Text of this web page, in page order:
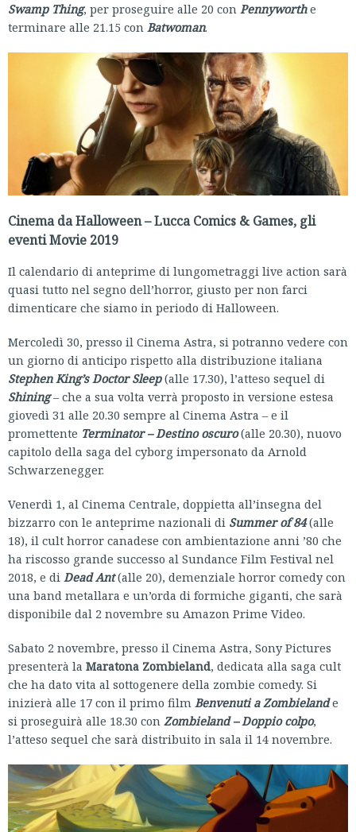
Swamp Thing, per proseguire alle 20 con Pennyworthe
terminare alle 21.15 con Batwoman.
Cinema da Halloween – Lucca Comics & Games, gli
eventi Movie 2019
Il calendario di anteprime di lungometraggi live action sarà
quasi tutto nel segno dell’horror, giusto per non farci
dimenticare che siamo in periodo di Halloween.
Mercoledì 30, presso il Cinema Astra, si potranno vedere con
un giorno di anticipo rispetto alla distribuzione italiana
Stephen King’s Doctor Sleep(alle 17.30), l’atteso sequel di
Shining– che a sua volta verrà proposto in versione estesa
giovedì 31 alle 20.30 sempre al Cinema Astra – e il
promettente Terminator – Destino oscuro(alle 20.30), nuovo
capitolo della saga del cyborg impersonato da Arnold
Schwarzenegger.
Venerdì 1, al Cinema Centrale, doppietta all’insegna del
bizzarro con le anteprime nazionali di Summer of 84(alle
18), il cult horror canadese con ambientazione anni ’80 che
ha riscosso grande successo al Sundance Film Festival nel
2018, e di Dead Ant(alle 20), demenziale horror comedy con
una band metallara e un’orda di formiche giganti, che sarà
disponibile dal 2 novembre su Amazon Prime Video.
Sabato 2 novembre, presso il Cinema Astra, Sony Pictures
presenterà la Maratona Zombieland, dedicata alla saga cult
che ha dato vita al sottogenere della zombie comedy. Si
inizierà alle 17 con il primo film Benvenuti a Zombielande
si proseguirà alle 18.30 con Zombieland – Doppio colpo,
l’atteso sequel che sarà distribuito in sala il 14 novembre.